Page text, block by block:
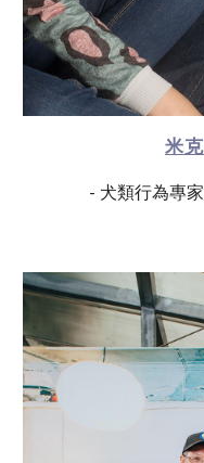
米
- 犬類行為專